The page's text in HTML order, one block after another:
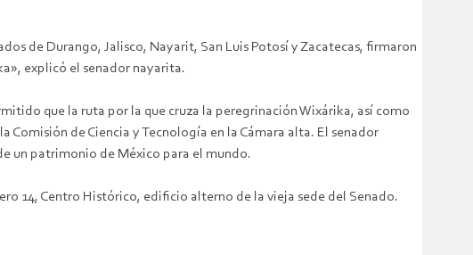
de Durango, Jalisco, Nayarit, San Luis Potosí y Zacatecas, firmaron
explicó el senador nayarita.
que la ruta por la que cruza la peregrinación Wixárika, así como
de Ciencia y Tecnología en la Cámara alta. El senador
un patrimonio de México para el mundo.
14, Centro Histórico, edificio alterno de la vieja sede del Senado.